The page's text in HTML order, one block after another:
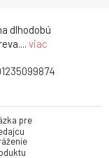
dlhodobú
viac
pre